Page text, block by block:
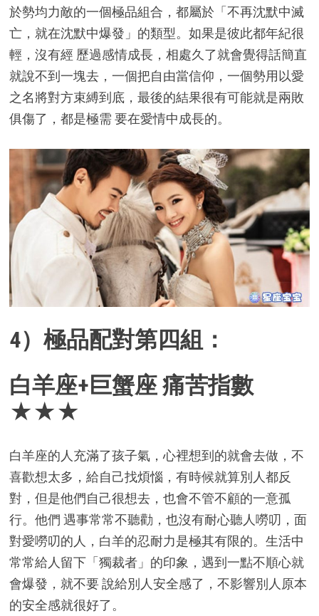
於勢均力敵的一個極品組合，都屬於「不再沈默中滅
亡，就在沈默中爆發」的類型。如果是彼此都年紀很
輕，沒有經 歷過感情成長，相處久了就會覺得話簡直
就說不到一塊去，一個把自由當信仰，一個勢用以愛
之名將對方束縛到底，最後的結果很有可能就是兩敗
俱傷了，都是極需 要在愛情中成長的。
4）極品配對第四組：
白羊座+巨蟹座 痛苦指數
★★★
白羊座的人充滿了孩子氣，心裡想到的就會去做，不
喜歡想太多，給自己找煩惱，有時候就算別人都反
對，但是他們自己很想去，也會不管不顧的一意孤
行。他們 遇事常常不聽勸，也沒有耐心聽人嘮叨，面
對愛嘮叨的人，白羊的忍耐力是極其有限的。生活中
常常給人留下「獨裁者」的印象，遇到一點不順心就
會爆發，就不要 說給別人安全感了，不影響別人原本
的安全感就很好了。